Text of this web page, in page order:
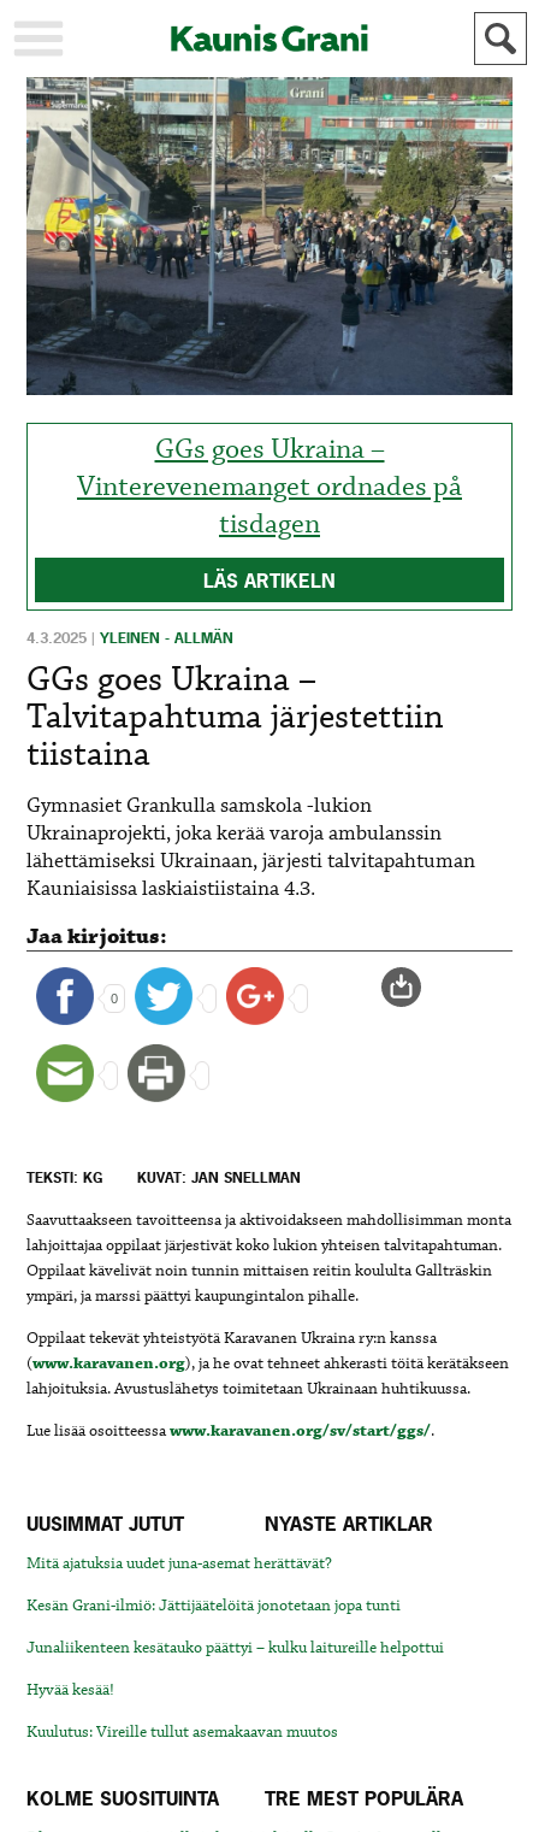
KAUPUNKI
STADEN
AJANKOHTAISTA
AKTUELLT
URHEILU
IDROTT
KULTTUURI
KULTUR
HISTORIA
HISTORIA
YLEINEN
ALLMÄN
MAINOSTAJILLE
ANNONSÖRER
GGs goes Ukraina –
Vinterevenemanget ordnades på
tisdagen
LÄS ARTIKELN
4.3.2025 |YLEINEN - ALLMÄN
GGs goes Ukraina –
Talvitapahtuma järjestettiin
tiistaina
Gymnasiet Grankulla samskola -lukion
Ukrainaprojekti, joka kerää varoja ambulanssin
lähettämiseksi Ukrainaan, järjesti talvitapahtuman
Kauniaisissa laskiaistiistaina 4.3.
Jaa kirjoitus:
0
TEKSTI: KG KUVAT: JAN SNELLMAN
Saavuttaakseen tavoitteensa ja aktivoidakseen mahdollisimman monta
lahjoittajaa oppilaat järjestivät koko lukion yhteisen talvitapahtuman.
Oppilaat kävelivät noin tunnin mittaisen reitin koululta Gallträskin
ympäri, ja marssi päättyi kaupungintalon pihalle.
Oppilaat tekevät yhteistyötä Karavanen Ukraina ry:n kanssa
(www.karavanen.org), ja he ovat tehneet ahkerasti töitä kerätäkseen
lahjoituksia.Avustuslähetys toimitetaan Ukrainaan huhtikuussa.
Lue lisää osoitteessawww.karavanen.org/sv/start/ggs/.
UUSIMMAT JUTUT NYASTE ARTIKLAR
Mitä ajatuksia uudet juna-asemat herättävät?
Kesän Grani-ilmiö: Jättijäätelöitä jonotetaan jopa tunti
Junaliikenteen kesätauko päättyi – kulku laitureille helpottui
Hyvää kesää!
Kuulutus: Vireille tullut asemakaavan muutos
KOLME SUOSITUINTA TRE MEST POPULÄRA